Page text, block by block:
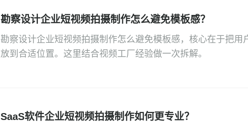
勘察设计企业短视频拍摄制作怎么避免模板感？
勘察设计企业短视频拍摄制作怎么避免模板感，核心在于把用
放到合适位置。这里结合视频工厂经验做一次拆解。
SaaS软件企业短视频拍摄制作如何更专业？